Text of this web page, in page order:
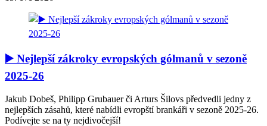
▶️ Nejlepší zákroky evropských gólmanů v sezoně
2025-26
Jakub Dobeš, Philipp Grubauer či Arturs Šilovs předvedli jedny z
nejlepších zásahů, které nabídli evropští brankáři v sezoně 2025-26.
Podívejte se na ty nejdivočejší!